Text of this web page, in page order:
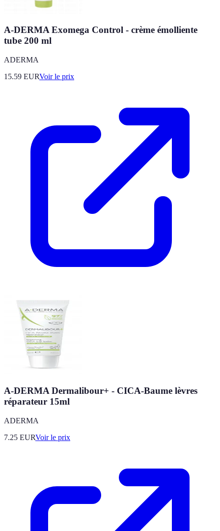
A-DERMA Exomega Control - crème émolliente
tube 200 ml
ADERMA
15.59 EURVoir le prix
A-DERMA Dermalibour+ - CICA-Baume lèvres
réparateur 15ml
ADERMA
7.25 EURVoir le prix